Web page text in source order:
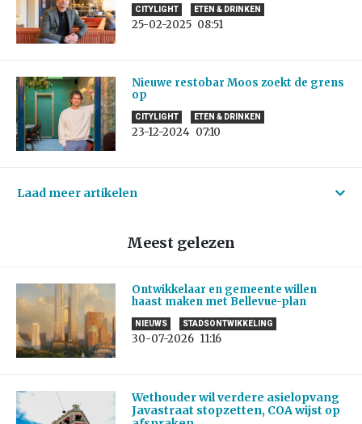
CITYLIGHT ETEN & DRINKEN
25-02-2025 08:51
Nieuwe restobar Moos zoekt de grens
op
CITYLIGHT ETEN & DRINKEN
23-12-2024 07:10
Laad meer artikelen
Meest gelezen
Ontwikkelaar en gemeente willen
haast maken met Bellevue-plan
NIEUWS STADSONTWIKKELING
30-07-2026 11:16
Wethouder wil verdere asielopvang
Javastraat stopzetten, COA wijst op